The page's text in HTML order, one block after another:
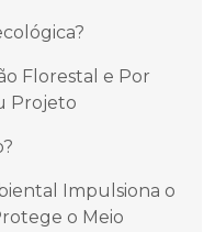
Florestal e Por
Projeto
Impulsiona o
o Meio